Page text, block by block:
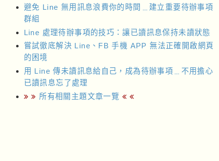
避免 Line 無用訊息浪費你的時間﹍建立重要待辦事項
群組
Line 處理待辦事項的技巧：讓已讀訊息保持未讀狀態
嘗試徹底解決 Line、FB 手機 APP 無法正確開啟網頁
的困境
用 Line 傳未讀訊息給自己，成為待辦事項﹍不用擔心
已讀訊息忘了處理
所有相關主題文章一覽